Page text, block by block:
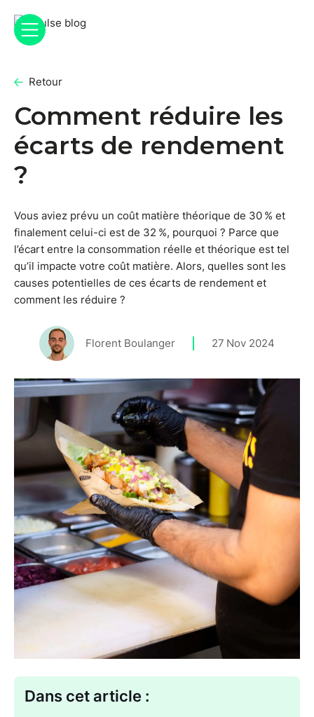
Retour
Comment réduire les
écarts de rendement
?
Vous aviez prévu un coût matière théorique de 30 % et
finalement celui-ci est de 32 %, pourquoi ? Parce que
l’écart entre la consommation réelle et théorique est tel
qu’il impacte votre coût matière. Alors, quelles sont les
causes potentielles de ces écarts de rendement et
comment les réduire ?
Florent Boulanger 27 Nov 2024
Dans cet article :